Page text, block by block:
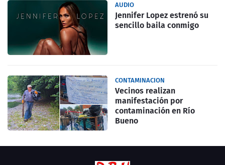
AUDIO
Jennifer Lopez estrenó su
sencillo baila conmigo
CONTAMINACION
Vecinos realizan
manifestación por
contaminación en Río
Bueno